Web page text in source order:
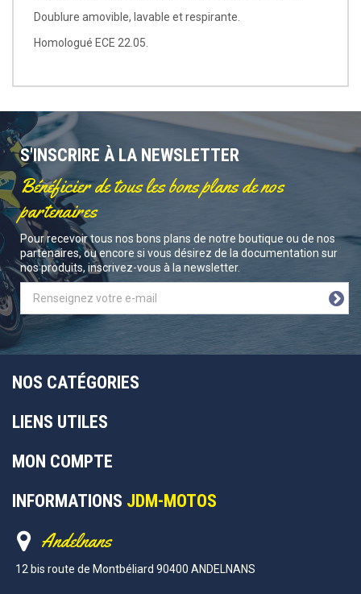
Doublure amovible, lavable et respirante.
Homologué ECE 22.05.
S'INSCRIRE À LA NEWSLETTER
Bénéficier de tous les bons plans de nos
partenaires
Pour recevoir tous nos bons plans de notre boutique ou de nos
partenaires, ou encore si vous désirez de la documentation sur
nos produits, inscrivez-vous à la newsletter.
NOS CATÉGORIES
LIENS UTILES
MON COMPTE
INFORMATIONS JDM-MOTOS
Andelnans
12 bis route de Montbéliard 90400 ANDELNANS